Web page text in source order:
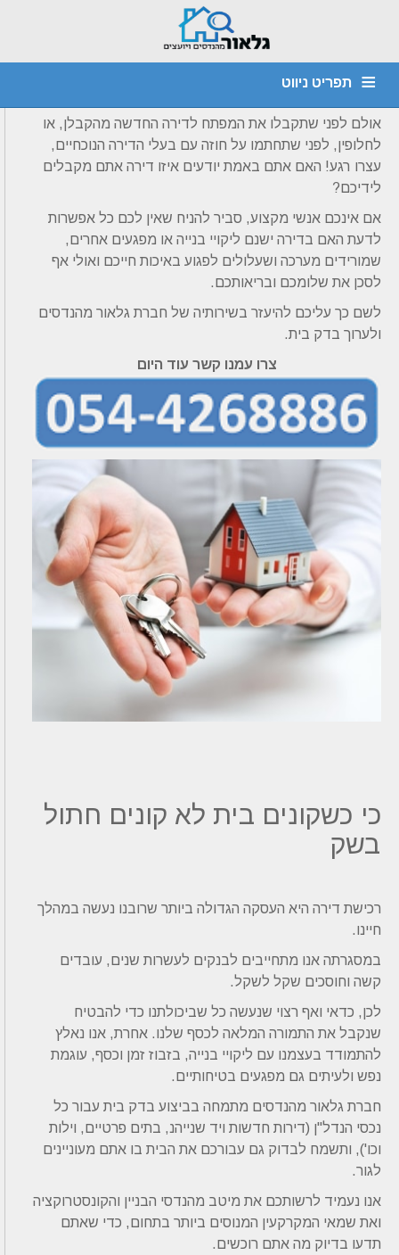
תפריט ניווט
דף הבית יועץ איטום חוות דעת הנדסית מהנדס קונסטרוקציה
ליקויי בניה ביקורת מבנים איתור נזילות אודות צור קשר
לקנות בית בראש שקט
אולם לפני שתקבלו את המפתח לדירה החדשה מהקבלן, או
לחלופין, לפני שתחתמו על חוזה עם בעלי הדירה הנוכחיים,
עצרו רגע! האם אתם באמת יודעים איזו דירה אתם מקבלים
לידיכם?
אם אינכם אנשי מקצוע, סביר להניח שאין לכם כל אפשרות
לדעת האם בדירה ישנם ליקויי בנייה או מפגעים אחרים,
שמורידים מערכה ושעלולים לפגוע באיכות חייכם ואולי אף
לסכן את שלומכם ובריאותכם.
לשם כך עליכם להיעזר בשירותיה של חברת גלאור מהנדסים
ולערוך בדק בית.
צרו עמנו קשר עוד היום
כי כשקונים בית לא קונים חתול
בשק
רכישת דירה היא העסקה הגדולה ביותר שרובנו נעשה במהלך
חיינו.
במסגרתה אנו מתחייבים לבנקים לעשרות שנים, עובדים
קשה וחוסכים שקל לשקל.
לכן, כדאי ואף רצוי שנעשה כל שביכולתנו כדי להבטיח
שנקבל את התמורה המלאה לכסף שלנו. אחרת, אנו נאלץ
להתמודד בעצמנו עם ליקויי בנייה, בזבוז זמן וכסף, עוגמת
נפש ולעיתים גם מפגעים בטיחותיים.
חברת גלאור מהנדסים מתמחה בביצוע בדק בית עבור כל
נכסי הנדל"ן (דירות חדשות ויד שנייהנ, בתים פרטיים, וילות
וכו'), ותשמח לבדוק גם עבורכם את הבית בו אתם מעוניינים
לגור.
אנו נעמיד לרשותכם את מיטב מהנדסי הבניין והקונסטרוקציה
ואת שמאי המקרקעין המנוסים ביותר בתחום, כדי שאתם
תדעו בדיוק מה אתם רוכשים.